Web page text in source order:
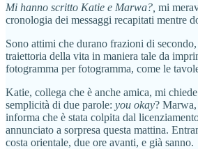
Mi hanno scritto Katie e Marwa?, mi
cronologia dei messaggi recapitati mentre
Sono attimi che durano frazioni di
traiettoria della vita in maniera tale da
fotogramma per fotogramma, come le
Katie, collega che è anche amica, mi
semplicità di due parole: you okay? Marwa,
informa che è stata colpita dal
annunciato a sorpresa questa mattina.
costa orientale, due ore avanti, e già sanno.